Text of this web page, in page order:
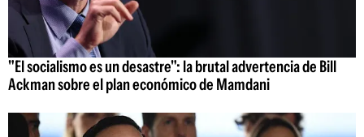
"El socialismo es un desastre": la brutal advertencia de Bill
Ackman sobre el plan económico de Mamdani